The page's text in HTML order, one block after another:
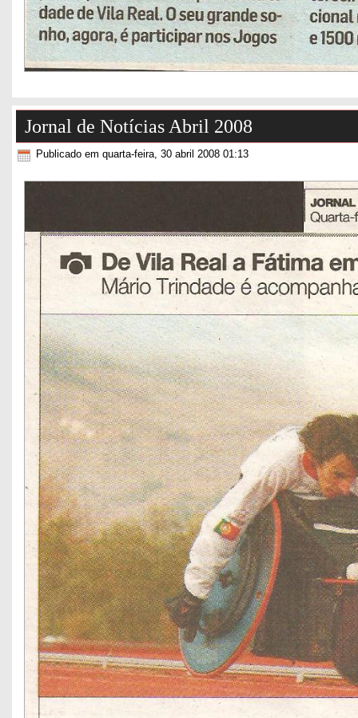
Jornal de Notícias Abril 2008
Publicado em quarta-feira, 30 abril 2008 01:13